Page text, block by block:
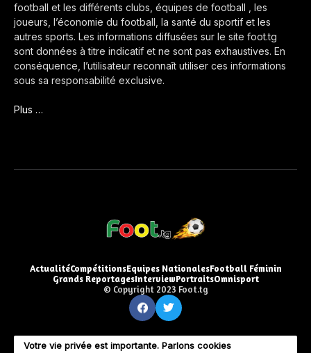
football et les différents clubs, équipes de football , les
joueurs, l’économie du football, la santé du sportif et les
autres sports. Les informations diffusées sur le site foot.tg
sont données à titre indicatif et ne sont pas exhaustives. En
conséquence, l’utilisateur reconnaît utiliser ces informations
sous sa responsabilité exclusive.
Plus …
ActualitéCompétitionsEquipes NationalesFootball Féminin
Grands ReportagesInterviewPortraitsOmnisport
© Copyright 2023 Foot.tg
Votre vie privée est importante. Parlons cookies